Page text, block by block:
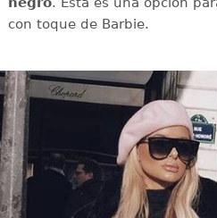
con toque de Barbie.